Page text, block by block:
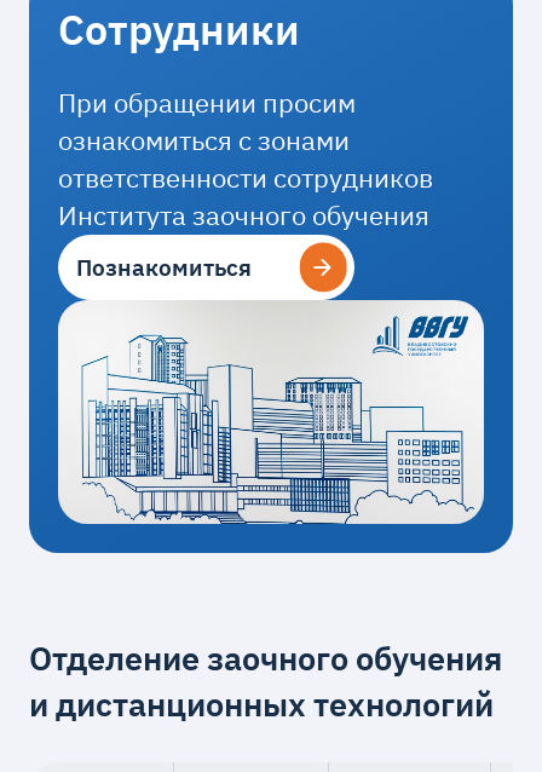
Сотрудники
При обращении просим
ознакомиться с зонами
ответственности сотрудников
Института заочного обучения
Познакомиться
Познакомиться
Отделение заочного обучения
и дистанционных технологий